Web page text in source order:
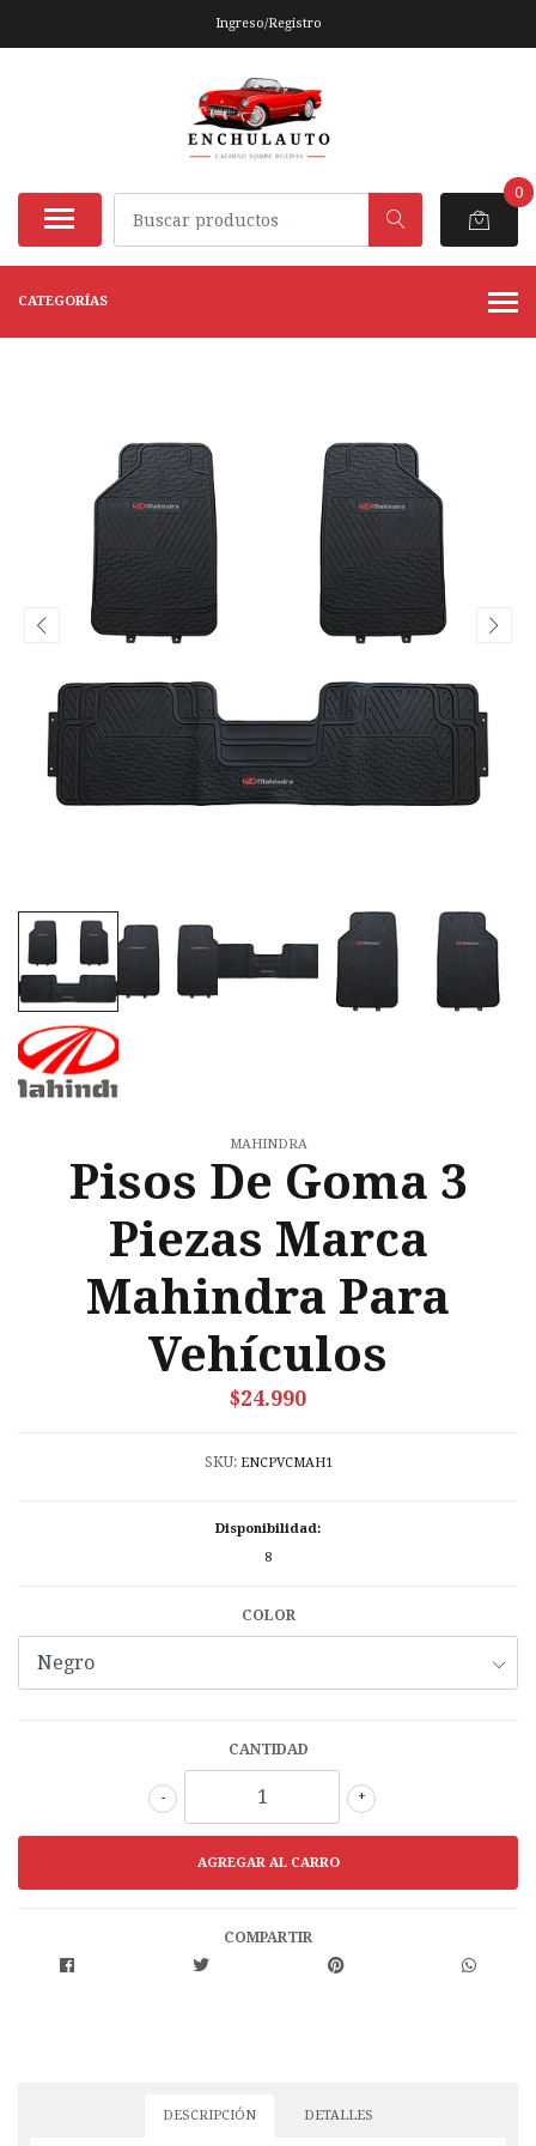
Ingreso/Registro
0
CATEGORÍAS
MAHINDRA
Pisos De Goma 3
Piezas Marca
Mahindra Para
Vehículos
$24.990
SKU: ENCPVCMAH1
Disponibilidad:
8
COLOR
CANTIDAD
+
-
COMPARTIR
DESCRIPCIÓN DETALLES